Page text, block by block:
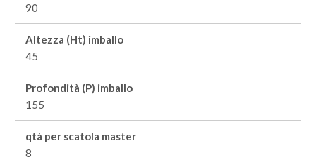
90
Altezza (Ht) imballo
45
Profondità (P) imballo
155
qtà per scatola master
8